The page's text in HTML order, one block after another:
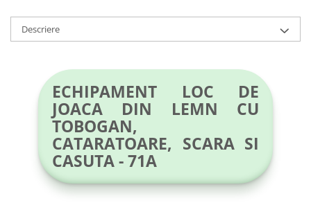
Descriere
ECHIPAMENT LOC DE
JOACA DIN LEMN CU
TOBOGAN,
CATARATOARE, SCARA SI
CASUTA - 71A